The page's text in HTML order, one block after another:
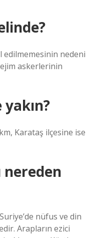
edilmemesinin nedeni
askerlerinin
yakın?
Karataş ilçesine ise
nereden
nüfus ve din
Arapların ezici